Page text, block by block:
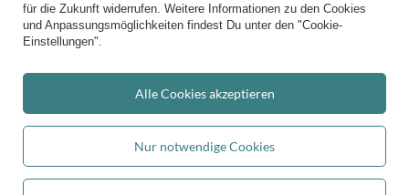
Du kannst uns vertrauen
Folge uns:
für die Zukunft widerrufen. Weitere Informationen zu den Cookies
und Anpassungsmöglichkeiten findest Du unter den "Cookie-
Einstellungen".
Nur notwendige Cookies
Alle Cookies akzeptieren